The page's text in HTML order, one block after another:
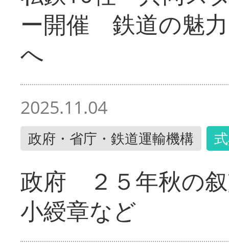
ー開催 鉄道の魅
へ
2025.11.04
政府・省庁・鉄道運輸機構
政府 ２５年秋の
小綬章など